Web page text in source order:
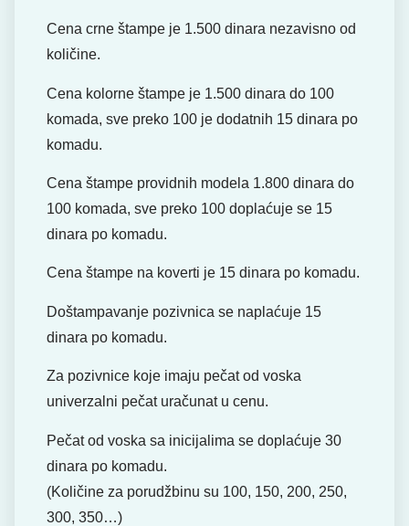
Cena crne štampe je 1.500 dinara nezavisno od
količine.
Cena kolorne štampe je 1.500 dinara do 100
komada, sve preko 100 je dodatnih 15 dinara po
komadu.
Cena štampe providnih modela 1.800 dinara do
100 komada, sve preko 100 doplaćuje se 15
dinara po komadu.
Cena štampe na koverti je 15 dinara po komadu.
Doštampavanje pozivnica se naplaćuje 15
dinara po komadu.
Za pozivnice koje imaju pečat od voska
univerzalni pečat uračunat u cenu.
Pečat od voska sa inicijalima se doplaćuje 30
dinara po komadu.
(Količine za porudžbinu su 100, 150, 200, 250,
300, 350…)